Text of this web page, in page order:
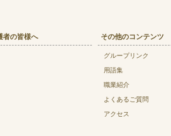
者の皆様へ その他のコンテンツ
グループリンク
用語集
職業紹介
よくあるご質問
アクセス